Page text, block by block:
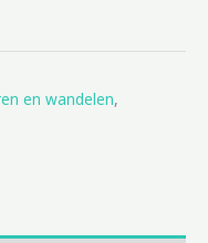
en wandelen,